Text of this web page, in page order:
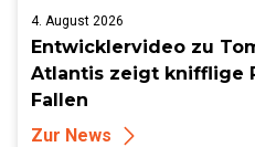
4. August 2026
Entwicklervideo zu
Atlantis zeigt knifflige
Fallen
Zur News